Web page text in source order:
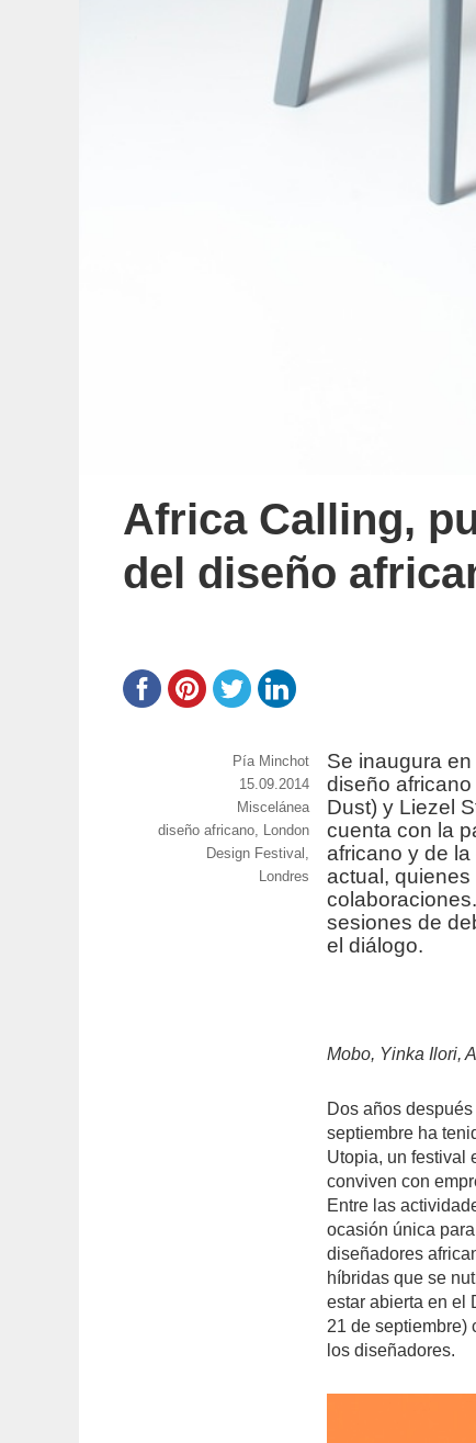
Africa Calling,
del diseño
Se inaugura
diseño
Dust) y Liezel
cuenta con la
africano y de
actual,
sesiones de
el diálogo.
Mobo, Yinka Ilori,
Dos años
septiembre ha
Utopia, un festival
conviven con
Entre las
ocasión única
diseñadores
híbridas que se
estar abierta en el
21 de septiembre)
los diseñadores.
https://www.experimenta.es/author/pia/
Pía Minchot
Publicado
el
15.09.2014
Categorías
Miscelánea
Etiquetas
diseño africano, London
Design Festival ,
Londres